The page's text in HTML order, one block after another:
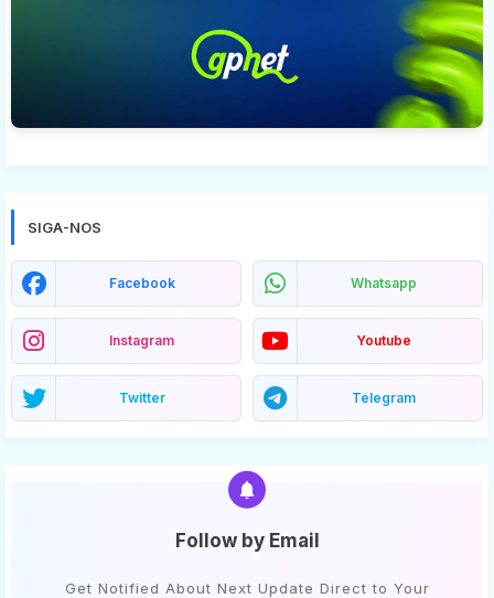
SIGA-NOS
Facebook Whatsapp
Instagram Youtube
Twitter Telegram
Follow by Email
Get Notified About Next Update Direct to Your